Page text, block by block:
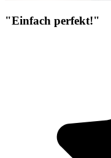
"Einfach perfekt!"